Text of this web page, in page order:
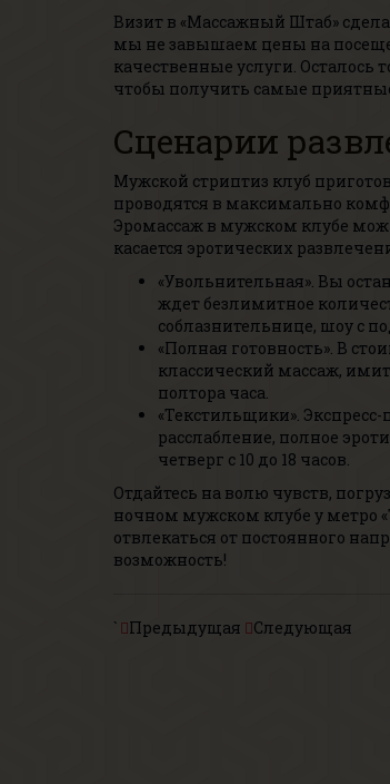
Визит в «Массажный Штаб»
мы не завышаем цены на
качественные услуги.
чтобы получить самые
Сценарии
Мужской стриптиз клуб
проводятся в максимально
Эромассаж в мужском клубе
касается эротических
«Увольнительная». Вы
ждет безлимитное
соблазнительнице, шоу с
«Полная готовность». В
классический массаж,
полтора часа.
«Текстильщики».
расслабление, полное
четверг с 10 до 18 часов.
Отдайтесь на волю чувств,
ночном мужском клубе у метро
отвлекаться от постоянного
возможность!
` Предыдущая Следующая